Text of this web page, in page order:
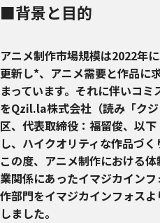
■背景と目的
アニメ制作市場規模は2022年
更新し*、アニメ需要と作品に
まっています。それに伴いコ
をQzil.la株式会社（読み「ク
区、代表取締役：福留俊、以
し、ハイクオリティな作品づく
この度、アニメ制作における
業関係にあったイマジカイン
作部門をイマジカインフォス
しました。